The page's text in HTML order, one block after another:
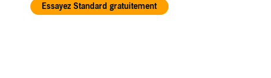
Essayez Standard gratuitement